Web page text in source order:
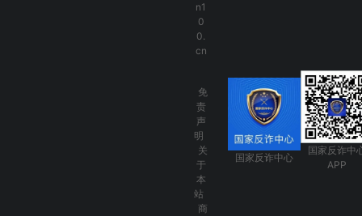
n1
0
0.
cn
免
责
声
明
关
于
本
站
商
国家反诈中心
国家反诈中
APP